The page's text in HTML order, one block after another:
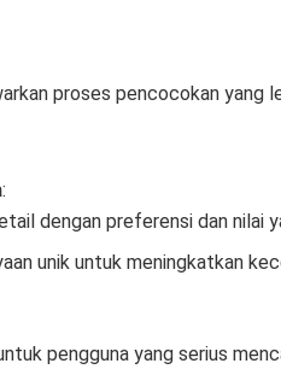
proses pencocokan yang
:
dengan preferensi dan nilai
unik untuk meningkatkan
pengguna yang serius